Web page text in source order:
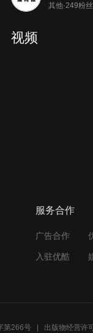
其他·249粉丝
视频
服务合作
广告合作
入驻优酷
第266号 出版物经营许